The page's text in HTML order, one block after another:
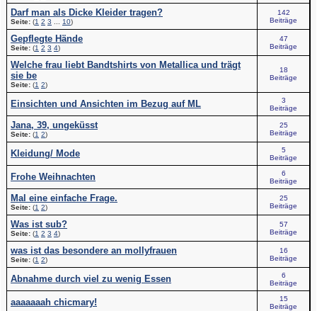
Darf man als Dicke Kleider tragen?
Seite: (1 2 3 10)
142
Beiträge
Gepflegte Hände
Seite: (1 2 3 4)
47
Beiträge
Welche frau liebt Bandtshirts von Metallica und trägt
sie be
Seite: (1 2)
18
Beiträge
Einsichten und Ansichten im Bezug auf ML
3
Beiträge
Jana, 39, ungeküsst
Seite: (1 2)
25
Beiträge
Kleidung/ Mode
5
Beiträge
Frohe Weihnachten
6
Beiträge
Mal eine einfache Frage.
Seite: (1 2)
25
Beiträge
Was ist sub?
Seite: (1 2 3 4)
57
Beiträge
was ist das besondere an mollyfrauen
Seite: (1 2)
16
Beiträge
Abnahme durch viel zu wenig Essen
6
Beiträge
aaaaaaah chicmary!
15
Beiträge